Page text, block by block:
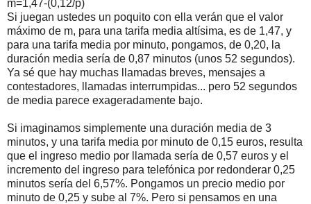
m=1,47-(0,12/p)
Si juegan ustedes un poquito con ella verán que el valor
máximo de m, para una tarifa media altísima, es de 1,47, y
para una tarifa media por minuto, pongamos, de 0,20, la
duración media sería de 0,87 minutos (unos 52 segundos).
Ya sé que hay muchas llamadas breves, mensajes a
contestadores, llamadas interrumpidas... pero 52 segundos
de media parece exageradamente bajo.
Si imaginamos simplemente una duración media de 3
minutos, y una tarifa media por minuto de 0,15 euros, resulta
que el ingreso medio por llamada sería de 0,57 euros y el
incremento del ingreso para telefónica por redonderar 0,25
minutos sería del 6,57%. Pongamos un precio medio por
minuto de 0,25 y sube al 7%. Pero si pensamos en una